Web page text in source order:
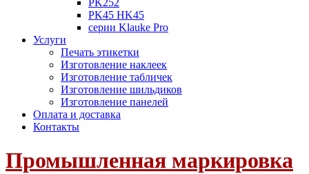
PK252
PK45 HK45
серии Klauke Pro
Услуги
Печать этикетки
Изготовление наклеек
Изготовление табличек
Изготовление шильдиков
Изготовление панелей
Оплата и доставка
Контакты
Промышленная маркировка